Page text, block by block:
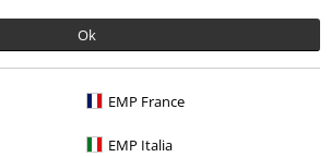
Ok
EMP France
EMP Italia